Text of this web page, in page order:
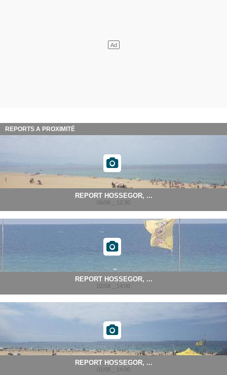
REPORTS A PROXIMITÉ
REPORT HOSSEGOR, ...
06/08 _ 12:30
REPORT HOSSEGOR, ...
02/08 _ 14:00
REPORT HOSSEGOR, ...
01/08 _ 14:00